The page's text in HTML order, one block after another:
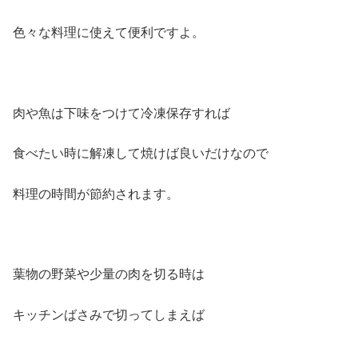
色々な料理に使えて便利ですよ。
肉や魚は下味をつけて冷凍保存すれば
食べたい時に解凍して焼けば良いだけなので
料理の時間が節約されます。
葉物の野菜や少量の肉を切る時は
キッチンばさみで切ってしまえば